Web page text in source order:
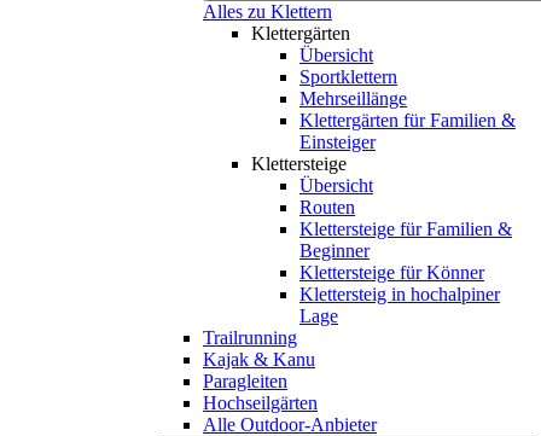
Alles zu Klettern
Klettergärten
Übersicht
Sportklettern
Mehrseillänge
Klettergärten für Familien &
Einsteiger
Klettersteige
Übersicht
Routen
Klettersteige für Familien &
Beginner
Klettersteige für Könner
Klettersteig in hochalpiner
Lage
Trailrunning
Kajak & Kanu
Paragleiten
Hochseilgärten
Alle Outdoor-Anbieter